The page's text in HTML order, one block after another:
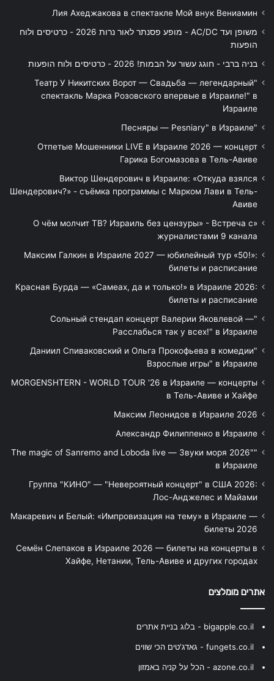
Лия Ахеджакова в спектакле Мой внук Вениамин
משופן ועד AC/DC - מופע פסנתר לאור נרות 2026 - כרטיסים ולוח
הופעות
בניה ברבי - חוגג עשור על הבמות! 2026 - כרטיסים ולוח הופעות
"Театр У Никитских Ворот — Свадьба — легендарный
спектакль Марка Розовского впервые в Израиле!" в
Израиле
"Песняры — Pesniary" в Израиле
Отпетые Мошенники LIVE в Израиле 2026 — концерт
Гарика Богомазова в Тель-Авиве
Виктор Шендерович в Израиле: «Откуда взялся
Шендерович?» - съёмка программы с Марком Лави в Тель-
Авиве
«О чём молчит ТВ? Израиль без цензуры» - Встреча с
журналистами 9 канала
Максим Галкин в Израиле 2027 — юбилейный тур «50!»:
билеты и расписание
Красная Бурда — «Самеах, да и только!» в Израиле 2026:
билеты и расписание
"Сольный стендап концерт Валерии Яковлевой —
Расслабься так у всех!" в Израиле
"Даниил Спиваковский и Ольга Прокофьева в комедии
Взрослые игры" в Израиле
MORGENSHTERN - WORLD TOUR '26 в Израиле — концерты
в Тель-Авиве и Хайфе
Максим Леонидов в Израиле 2026
Александр Филиппенко в Израиле
"The magic of Sanremo and Loboda live — Звуки моря 2026"
в Израиле
Группа "КИНО" — "Невероятный концерт" в США 2026:
Лос-Анджелес и Майами
Макаревич и Белый: «Импровизация на тему» в Израиле —
билеты 2026
Семён Слепаков в Израиле 2026 — билеты на концерты в
Хайфе, Нетании, Тель-Авиве и других городах
אתרים מומלצים
bigapple.co.il - בלוג בניית אתרים
fungets.co.il - גאדג'טים הכי שווים
azone.co.il - הכל על קניה באמזון